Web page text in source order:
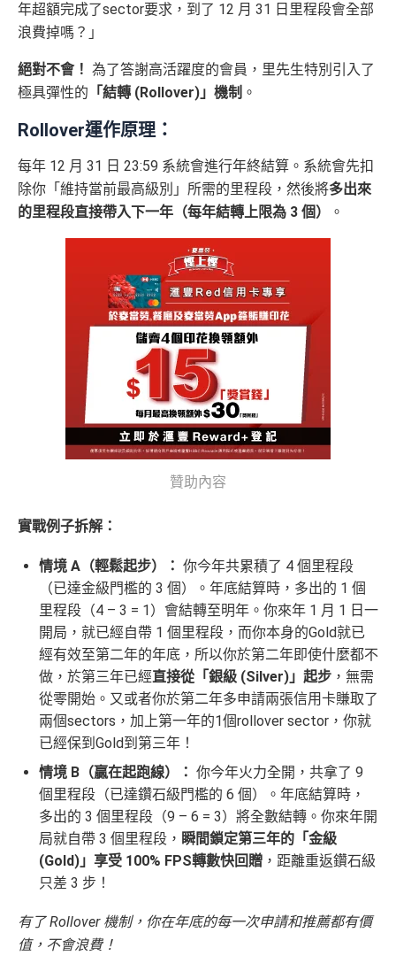
年超額完成了sector要求，到了 12 月 31 日里程段會全部
浪費掉嗎？」
絕對不會！ 為了答謝高活躍度的會員，里先生特別引入了
極具彈性的 「結轉 (Rollover)」機制 。
Rollover運作原理：
每年 12 月 31 日 23:59 系統會進行年終結算。系統會先扣
除你「維持當前最高級別」所需的里程段，然後將多出來
的里程段直接帶入下一年（每年結轉上限為 3 個）
。
贊助內容
實戰例子拆解：
情境 A（輕鬆起步）： 你今年共累積了 4 個里程段
（已達金級門檻的 3 個）。年底結算時，多出的 1 個
里程段（4 – 3 = 1）會結轉至明年。你來年 1 月 1 日一
開局，就已經自帶 1 個里程段，而你本身的Gold就已
經有效至第二年的年底，所以你於第二年即使什麼都不
做，於第三年已經直接從「銀級 (Silver)」起步 ，無需
從零開始。又或者你於第二年多申請兩張信用卡賺取了
兩個sectors，加上第一年的1個rollover sector，你就
已經保到Gold到第三年！
情境 B（贏在起跑線）： 你今年火力全開，共拿了 9
個里程段（已達鑽石級門檻的 6 個）。年底結算時，
多出的 3 個里程段（9 – 6 = 3）將全數結轉。你來年開
局就自帶 3 個里程段， 瞬間鎖定第三年的「金級
(Gold)」享受 100% FPS轉數快回贈 ，距離重返鑽石級
只差 3 步！
有了 Rollover 機制，你在年底的每一次申請和推薦都有價
值，不會浪費！